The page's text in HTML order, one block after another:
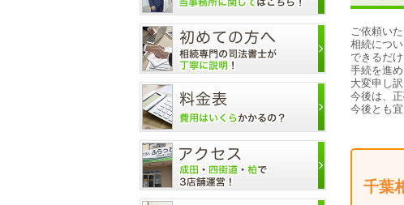
ご依頼い
相続につ
できるだ
手続を進
大変申し訳
今後は、
今後とも
千葉